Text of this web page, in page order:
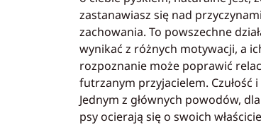
zastanawiasz się nad
zachowania. To powszechne
wynikać z różnych motywacji, a
rozpoznanie może poprawić
futrzanym przyjacielem. Czułość
Jednym z głównych powodów,
psy ocierają się o swoich